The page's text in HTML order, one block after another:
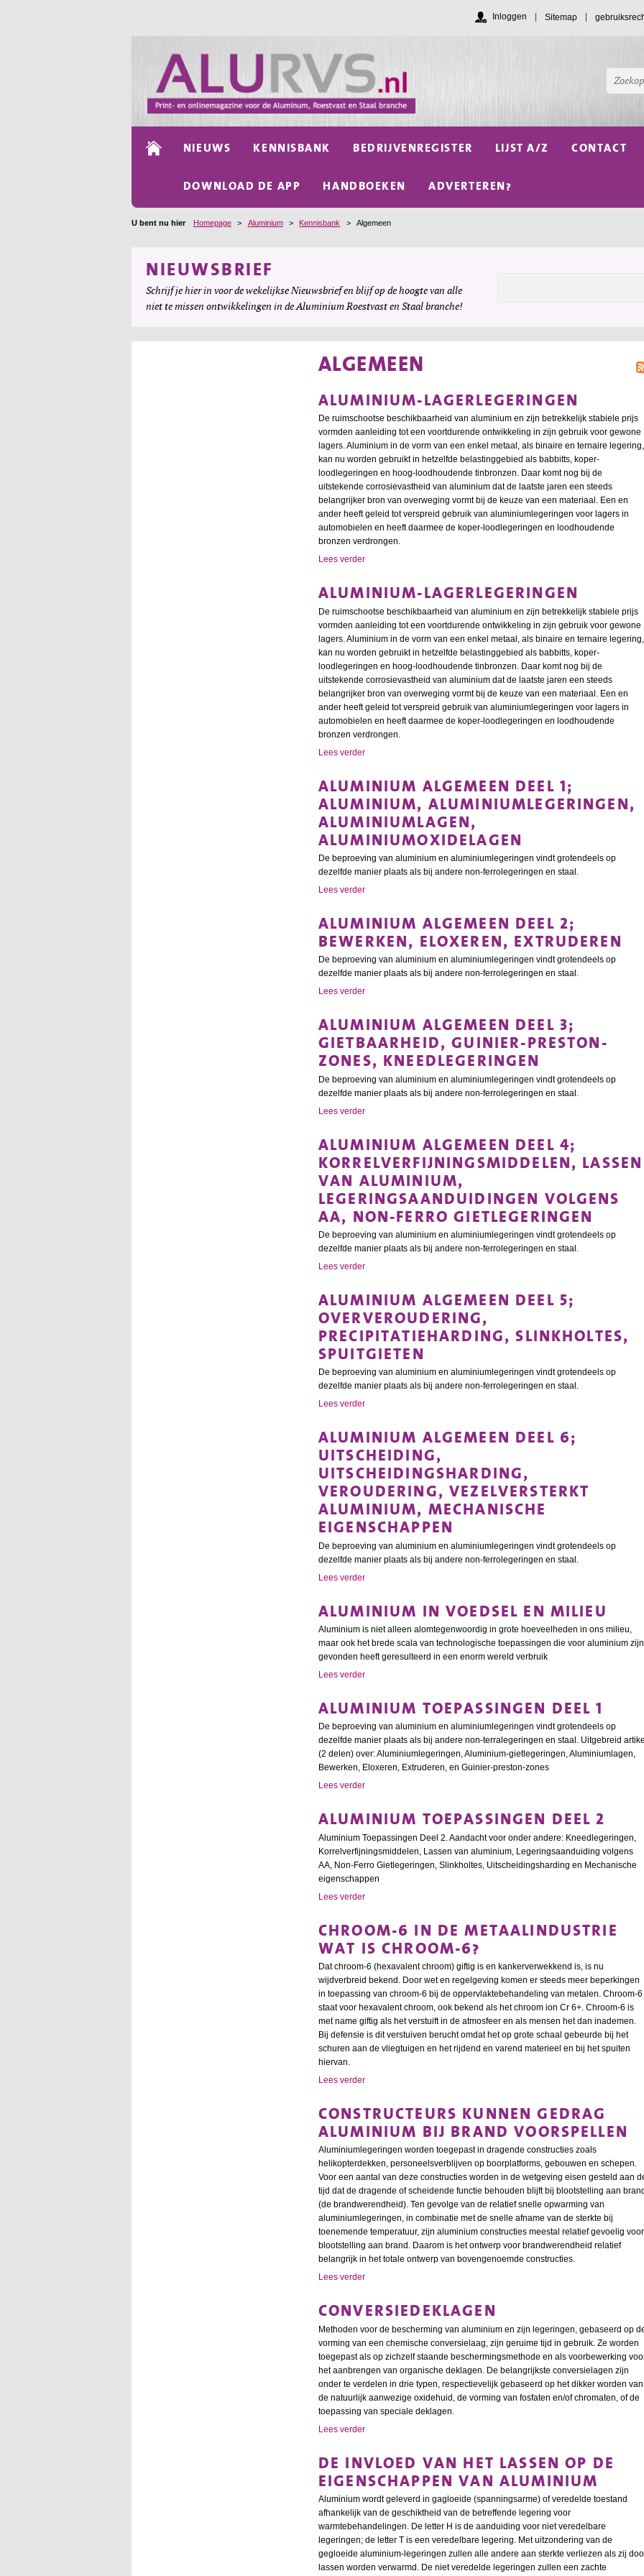
Sitemap
Inloggen
NIEUWS KENNISBANK BEDRIJVENREGISTER LIJST A/Z CONTACT
DOWNLOAD DE APP HANDBOEKEN ADVERTEREN?
U bent nu hier Homepage > Aluminium > Kennisbank > Algemeen
NIEUWSBRIEF
Schrijf je hier in voor de wekelijkse Nieuwsbrief en blijf op de hoogte van alle
niet te missen ontwikkelingen in de Aluminium Roestvast en Staal branche!
ALGEMEEN
ALUMINIUM-LAGERLEGERINGEN
De ruimschootse beschikbaarheid van aluminium en zijn betrekkelijk stabiele prijs
vormden aanleiding tot een voortdurende ontwikkeling in zijn gebruik voor gewone
lagers. Aluminium in de vorm van een enkel metaal, als binaire en ternaire legering,
kan nu worden gebruikt in hetzelfde belastinggebied als babbitts, koper-
loodlegeringen en hoog-loodhoudende tinbronzen. Daar komt nog bij de
uitstekende corrosievastheid van aluminium dat de laatste jaren een steeds
belangrijker bron van overweging vormt bij de keuze van een materiaal. Een en
ander heeft geleid tot verspreid gebruik van aluminiumlegeringen voor lagers in
automobielen en heeft daarmee de koper-loodlegeringen en loodhoudende
bronzen verdrongen.
Lees verder
ALUMINIUM-LAGERLEGERINGEN
De ruimschootse beschikbaarheid van aluminium en zijn betrekkelijk stabiele prijs
vormden aanleiding tot een voortdurende ontwikkeling in zijn gebruik voor gewone
lagers. Aluminium in de vorm van een enkel metaal, als binaire en ternaire legering,
kan nu worden gebruikt in hetzelfde belastinggebied als babbitts, koper-
loodlegeringen en hoog-loodhoudende tinbronzen. Daar komt nog bij de
uitstekende corrosievastheid van aluminium dat de laatste jaren een steeds
belangrijker bron van overweging vormt bij de keuze van een materiaal. Een en
ander heeft geleid tot verspreid gebruik van aluminiumlegeringen voor lagers in
automobielen en heeft daarmee de koper-loodlegeringen en loodhoudende
bronzen verdrongen.
Lees verder
ALUMINIUM ALGEMEEN DEEL 1;
ALUMINIUM, ALUMINIUMLEGERINGEN,
ALUMINIUMLAGEN,
ALUMINIUMOXIDELAGEN
De beproeving van aluminium en aluminiumlegeringen vindt grotendeels op
dezelfde manier plaats als bij andere non-ferrolegeringen en staal.
Lees verder
ALUMINIUM ALGEMEEN DEEL 2;
BEWERKEN, ELOXEREN, EXTRUDEREN
De beproeving van aluminium en aluminiumlegeringen vindt grotendeels op
dezelfde manier plaats als bij andere non-ferrolegeringen en staal.
Lees verder
ALUMINIUM ALGEMEEN DEEL 3;
GIETBAARHEID, GUINIER-PRESTON-
ZONES, KNEEDLEGERINGEN
De beproeving van aluminium en aluminiumlegeringen vindt grotendeels op
dezelfde manier plaats als bij andere non-ferrolegeringen en staal.
Lees verder
ALUMINIUM ALGEMEEN DEEL 4;
KORRELVERFIJNINGSMIDDELEN, LASSEN
VAN ALUMINIUM,
LEGERINGSAANDUIDINGEN VOLGENS
AA, NON-FERRO GIETLEGERINGEN
De beproeving van aluminium en aluminiumlegeringen vindt grotendeels op
dezelfde manier plaats als bij andere non-ferrolegeringen en staal.
Lees verder
ALUMINIUM ALGEMEEN DEEL 5;
OVERVEROUDERING,
PRECIPITATIEHARDING, SLINKHOLTES,
SPUITGIETEN
De beproeving van aluminium en aluminiumlegeringen vindt grotendeels op
dezelfde manier plaats als bij andere non-ferrolegeringen en staal.
Lees verder
ALUMINIUM ALGEMEEN DEEL 6;
UITSCHEIDING,
UITSCHEIDINGSHARDING,
VEROUDERING, VEZELVERSTERKT
ALUMINIUM, MECHANISCHE
EIGENSCHAPPEN
De beproeving van aluminium en aluminiumlegeringen vindt grotendeels op
dezelfde manier plaats als bij andere non-ferrolegeringen en staal.
Lees verder
ALUMINIUM IN VOEDSEL EN MILIEU
Aluminium is niet alleen alomtegenwoordig in grote hoeveelheden in ons milieu,
maar ook het brede scala van technologische toepassingen die voor aluminium zijn
gevonden heeft geresulteerd in een enorm wereld verbruik
Lees verder
ALUMINIUM TOEPASSINGEN DEEL 1
De beproeving van aluminium en aluminiumlegeringen vindt grotendeels op
dezelfde manier plaats als bij andere non-terralegeringen en staal. Uitgebreid
(2 delen) over: Aluminiumlegeringen, Aluminium-gietlegeringen, Aluminiumlagen,
Bewerken, Eloxeren, Extruderen, en Guinier-preston-zones
Lees verder
ALUMINIUM TOEPASSINGEN DEEL 2
Aluminium Toepassingen Deel 2. Aandacht voor onder andere: Kneedlegeringen,
Korrelverfijningsmiddelen, Lassen van aluminium, Legeringsaanduiding volgens
AA, Non-Ferro Gietlegeringen, Slinkholtes, Uitscheidingsharding en Mechanische
eigenschappen
Lees verder
CHROOM-6 IN DE METAALINDUSTRIE
WAT IS CHROOM-6?
Dat chroom-6 (hexavalent chroom) giftig is en kankerverwekkend is, is nu
wijdverbreid bekend. Door wet en regelgeving komen er steeds meer beperkingen
in toepassing van chroom-6 bij de oppervlaktebehandeling van metalen. Chroom-6
staat voor hexavalent chroom, ook bekend als het chroom ion Cr 6+. Chroom-6 is
met name giftig als het verstuift in de atmosfeer en als mensen het dan inademen.
Bij defensie is dit verstuiven berucht omdat het op grote schaal gebeurde bij het
schuren aan de vliegtuigen en het rijdend en varend materieel en bij het spuiten
hiervan.
Lees verder
CONSTRUCTEURS KUNNEN GEDRAG
ALUMINIUM BIJ BRAND VOORSPELLEN
Aluminiumlegeringen worden toegepast in dragende constructies zoals
helikopterdekken, personeelsverblijven op boorplatforms, gebouwen en schepen.
Voor een aantal van deze constructies worden in de wetgeving eisen gesteld aan
tijd dat de dragende of scheidende functie behouden blijft bij blootstelling aan
(de brandwerendheid). Ten gevolge van de relatief snelle opwarming van
aluminiumlegeringen, in combinatie met de snelle afname van de sterkte bij
toenemende temperatuur, zijn aluminium constructies meestal relatief gevoelig voor
blootstelling aan brand. Daarom is het ontwerp voor brandwerendheid relatief
belangrijk in het totale ontwerp van bovengenoemde constructies.
Lees verder
CONVERSIEDEKLAGEN
Methoden voor de bescherming van aluminium en zijn legeringen, gebaseerd op
vorming van een chemische conversielaag, zijn geruime tijd in gebruik. Ze worden
toegepast als op zichzelf staande beschermingsmethode en als voorbewerking
het aanbrengen van organische deklagen. De belangrijkste conversielagen zijn
onder te verdelen in drie typen, respectievelijk gebaseerd op het dikker worden van
de natuurlijk aanwezige oxidehuid, de vorming van fosfaten en/of chromaten, of de
toepassing van speciale deklagen.
Lees verder
DE INVLOED VAN HET LASSEN OP DE
EIGENSCHAPPEN VAN ALUMINIUM
Aluminium wordt geleverd in gagloeide (spanningsarme) of veredelde toestand
afhankelijk van de geschiktheid van de betreffende legering voor
warmtebehandelingen. De letter H is de aanduiding voor niet veredelbare
legeringen; de letter T is een veredelbare legering. Met uitzondering van de
gegloeide aluminium-legeringen zullen alle andere aan sterkte verliezen als zij
lassen worden verwarmd. De niet veredelde legeringen zullen een zachte